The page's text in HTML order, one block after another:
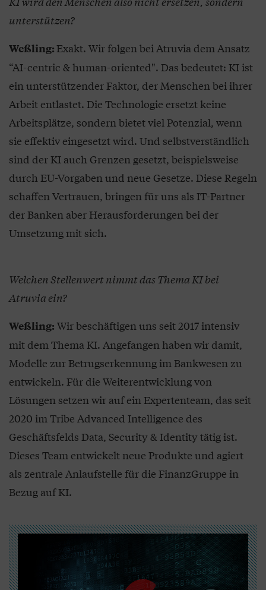
unterstützen?
Weßling:Exakt. Wir folgen bei Atruvia dem Ansatz
“AI-centric & human-oriented". Das bedeutet: KI ist
ein unterstützender Faktor, der Menschen bei ihrer
Arbeit entlastet. Die Technologie ersetzt keine
Arbeitsplätze, sondern bietet viel Potenzial, wenn
sie effektiv eingesetzt wird. Und selbstverständlich
sind der KI auch Grenzen gesetzt, beispielsweise
durch EU-Vorgaben und neue Gesetze. Diese Regeln
schaffen Vertrauen, bringen für uns als IT-Partner
der Banken aber Herausforderungen bei der
Umsetzung mit sich.
Welchen Stellenwert nimmt das Thema KI bei
Atruvia ein?
Weßling: Wir beschäftigen uns seit 2017 intensiv
mit dem Thema KI. Angefangen haben wir damit,
Modelle zur Betrugserkennung im Bankwesen zu
entwickeln. Für die Weiterentwicklung von
Lösungen setzen wir auf ein Expertenteam, das seit
2020 im Tribe Advanced Intelligence des
Geschäftsfelds Data, Security & Identity tätig ist.
Dieses Team entwickelt neue Produkte und agiert
als zentrale Anlaufstelle für die FinanzGruppe in
Bezug auf KI.